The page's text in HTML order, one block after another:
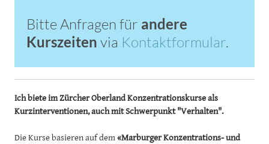
​Bitte Anfragen für andere
Kurszeiten via Kontaktformular.
Ich biete im Zürcher Oberland Konzentrationskurse als
Kurzinterventionen, auch mit Schwerpunkt "Verhalten".
​Die Kurse basieren auf dem«MarburgerKonzentrations- und